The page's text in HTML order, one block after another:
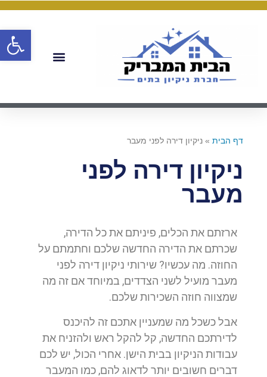
דף הבית » ניקיון דירה לפני מעבר
ניקיון דירה לפני
מעבר
ארזתם את הכלים, פיניתם את כל הדירה,
שכרתם את הדירה החדשה שלכם וחתמתם על
החוזה. מה עכשיו? שירותי ניקיון דירה לפני
מעבר מועיל לשני הצדדים, במיוחד אם זה מה
שמצווה חוזה השכירות שלכם.
אבל כשכל מה שמעניין אתכם זה להיכנס
לדירתכם החדשה, קל להקל ראש ולהזניח את
עבודות הניקיון בבית הישן. אחרי הכול, יש לכם
דברים חשובים יותר לדאוג להם, כמו המעבר